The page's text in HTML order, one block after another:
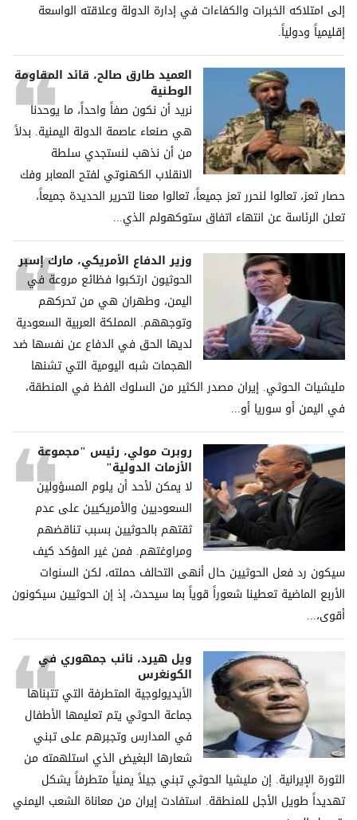
إلى امتلاكه الخبرات والكفاءات في إدارة الدولة وعلاقته الواسعة
إقليمياً ودولياً.
العميد طارق صالح، قائد المقاومة
الوطنية
نريد أن نكون صفاً واحداً، ما يوحدنا
هي صنعاء عاصمة الدولة اليمنية. بدلاً
من أن نذهب لنستجدي سلطة
الانقلاب الكهنوتي لفتح المعابر وفك
حصار تعز، تعالوا لنحرر تعز جميعاً، تعالوا معنا لتحرير الحديدة جميعاً،
تعلن الرئاسة عن انتهاء اتفاق ستوكهولم الذي...
وزير الدفاع الأمريكي، مارك إسبر
الحوثيون ارتكبوا فظائع مروعة في
اليمن، وطهران هي من تحركهم
وتوجههم. المملكة العربية السعودية
لديها الحق في الدفاع عن نفسها ضد
الهجمات شبه اليومية التي تشنها
مليشيات الحوثي. إيران مصدر الكثير من السلوك الفظ في المنطقة،
في اليمن أو سوريا أو...
روبرت مولي، رئيس "مجموعة
الأزمات الدولية"
لا يمكن لأحد أن يلوم المسؤولين
السعوديين والأمريكيين على عدم
ثقتهم بالحوثيين بسبب تناقضهم
ومراوغتهم. فمن غير المؤكد كيف
سيكون رد فعل الحوثيين حال أنهى التحالف حملته، لكن السنوات
الأربع الماضية تعطينا شعوراً قوياً بما سيحدث، إذ إن الحوثيين سيكونون
أقوى،...
ويل هيرد، نائب جمهوري في
الكونغرس
الأيديولوجية المتطرفة التي تتبناها
جماعة الحوثي يتم تعليمها الأطفال
في المدارس وتجبرهم على تبني
شعارها البغيض الذي استلهمته من
الثورة الإيرانية. إن مليشيا الحوثي تبني جيلاً يمنياً متطرفاً يشكل
تهديداً طويل الأجل للمنطقة. استفادت إيران من معاناة الشعب اليمني